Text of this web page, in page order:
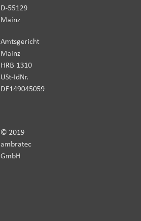
D-55129
Mainz
Amtsgericht
Mainz
HRB 1310
USt-IdNr.
DE149045059
© 2019
ambratec
GmbH